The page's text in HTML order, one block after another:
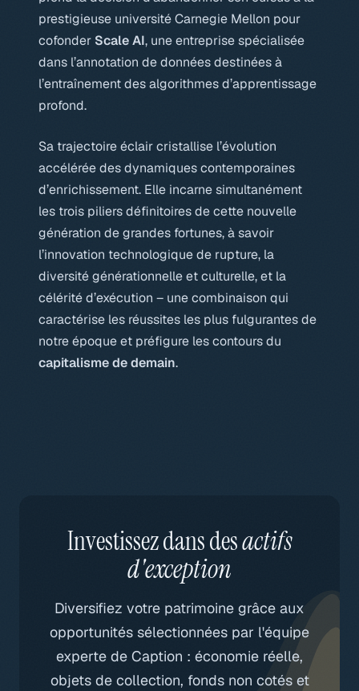
prestigieuse université Carnegie Mellon pour
cofonder Scale AI, une entreprise spécialisée
dans l’annotation de données destinées à
l’entraînement des algorithmes d’apprentissage
profond.
Sa trajectoire éclair cristallise l’évolution
accélérée des dynamiques contemporaines
d’enrichissement. Elle incarne simultanément
les trois piliers définitoires de cette nouvelle
génération de grandes fortunes, à savoir
l’innovation technologique de rupture, la
diversité générationnelle et culturelle, et la
célérité d’exécution – une combinaison qui
caractérise les réussites les plus fulgurantes de
notre époque et préfigure les contours du
capitalisme de demain.
Investissez dans desactifs
d'exception
Diversifiez votre patrimoine grâce aux
opportunités sélectionnées par l'équipe
experte de Caption : économie réelle,
objets de collection, fonds non cotés et